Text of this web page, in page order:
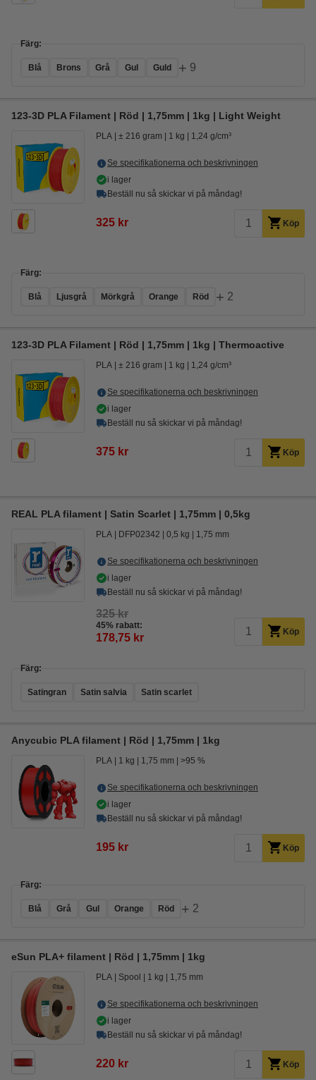
Färg:
Blå Brons Grå Gul Guld + 9
123-3D PLA Filament | Röd | 1,75mm | 1kg | Light Weight
PLA ± 216 gram 1 kg 1,24 g/cm³
Se specifikationerna och beskrivningen
i lager
Beställ nu så skickar vi på måndag!
325 kr Köp
Färg:
Blå Ljusgrå Mörkgrå Orange Röd + 2
123-3D PLA Filament | Röd | 1,75mm | 1kg | Thermoactive
PLA ± 216 gram 1 kg 1,24 g/cm³
Se specifikationerna och beskrivningen
i lager
Beställ nu så skickar vi på måndag!
375 kr Köp
REAL PLA filament | Satin Scarlet | 1,75mm | 0,5kg
PLA DFP02342 0,5 kg 1,75 mm
Se specifikationerna och beskrivningen
i lager
Beställ nu så skickar vi på måndag!
325 kr
45% rabatt:
178,75 kr Köp
Färg:
Satingran Satin salvia Satin scarlet
Anycubic PLA filament | Röd | 1,75mm | 1kg
PLA 1 kg 1,75 mm >95 %
Se specifikationerna och beskrivningen
i lager
Beställ nu så skickar vi på måndag!
195 kr Köp
Färg:
Blå Grå Gul Orange Röd + 2
eSun PLA+ filament | Röd | 1,75mm | 1kg
PLA Spool 1 kg 1,75 mm
Se specifikationerna och beskrivningen
i lager
Beställ nu så skickar vi på måndag!
220 kr Köp